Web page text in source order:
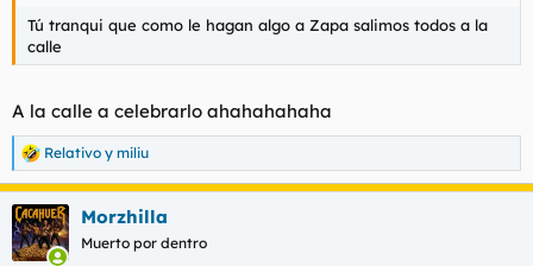
Tú tranqui que como le hagan algo a Zapa salimos todos a la
calle
A la calle a celebrarlo ahahahahaha
R
e
a
c
c
i
Relativo y miliu
Morzhilla
Muerto por dentro